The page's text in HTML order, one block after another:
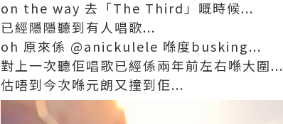
on the way 去「The Third」嘅時候...
已經隱隱聽到有人唱歌...
oh 原來係 @anickulele 喺度busking...
對上一次聽佢唱歌已經係兩年前左右喺大圍...
估唔到今次喺元朗又撞到佢...